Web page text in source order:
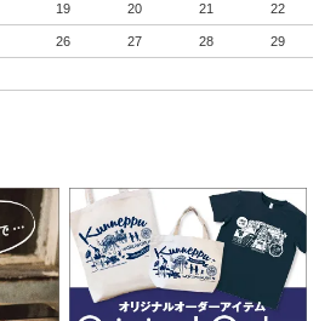
19 20 21 22
26 27 28 29